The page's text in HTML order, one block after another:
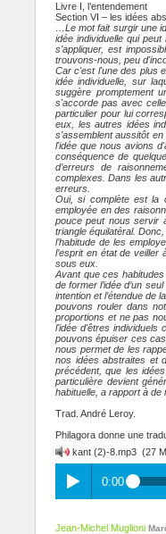
Livre I, l’entendement
Section VI – les idées
…Le mot fait surgir une
idée individuelle qui
s'appliquer, est
trouvons-nous, peu
Car c'est l'une des plus
idée individuelle, sur
suggère promptement
s'accorde pas avec
particulier pour lui
eux, les autres idées
s'assemblent aussitôt
l'idée que nous avions
conséquence de
d’erreurs de
complexes. Dans les
erreurs.
Oui, si complète est la
employée en des
pouce peut nous servir
triangle équilatéral.
l’habitude de les
l’esprit en état de
sous eux.
Avant que ces
de former l’idée d’un
intention et l’étendue de
pouvons rouler dans
proportions et ne pas
l'idée d'êtres individuels
pouvons épuiser ces
nous permet de les
nos idées abstraites et
précédent, que les
particulière devient
habituelle, a rapport à
Trad. André Leroy.
Philagora donne une
kant (2)-8.mp3 (27
0:00
Jean-Michel Muglioni